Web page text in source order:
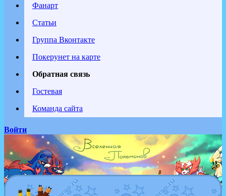
Фанарт
Статьи
Группа Вконтакте
Покерунет на карте
Обратная связь
Гостевая
Команда сайта
Войти